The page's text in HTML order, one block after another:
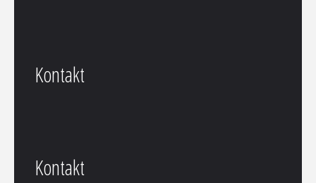
Kontakt
Kontakt